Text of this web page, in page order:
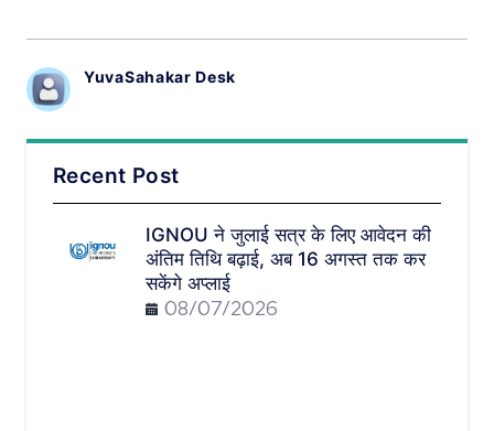
YuvaSahakar Desk
Recent Post
IGNOU ने जुलाई सत्र के लिए आवेदन की
अंतिम तिथि बढ़ाई, अब 16 अगस्त तक कर
सकेंगे अप्लाई
08/07/2026